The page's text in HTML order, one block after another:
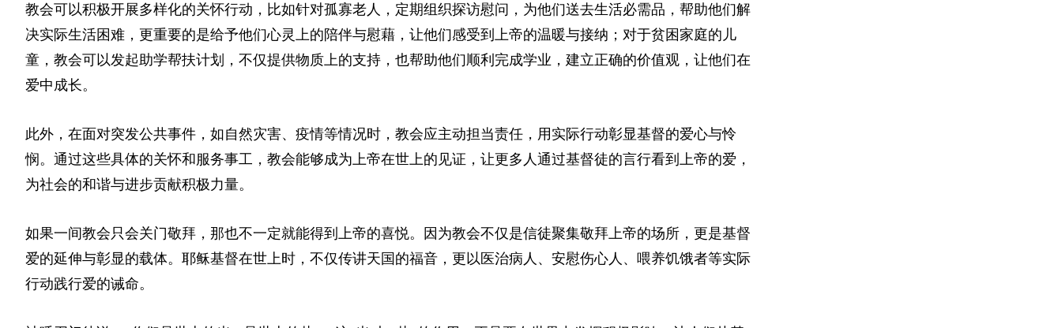
教会可以积极开展多样化的关怀行动，比如针对孤寡老人，定期组织探访慰问，为他们送去生活必需品，帮助他们解
决实际生活困难，更重要的是给予他们心灵上的陪伴与慰藉，让他们感受到上帝的温暖与接纳；对于贫困家庭的儿
童，教会可以发起助学帮扶计划，不仅提供物质上的支持，也帮助他们顺利完成学业，建立正确的价值观，让他们在
爱中成长。
此外，在面对突发公共事件，如自然灾害、疫情等情况时，教会应主动担当责任，用实际行动彰显基督的爱心与怜
悯。通过这些具体的关怀和服务事工，教会能够成为上帝在世上的见证，让更多人通过基督徒的言行看到上帝的爱，
为社会的和谐与进步贡献积极力量。
如果一间教会只会关门敬拜，那也不一定就能得到上帝的喜悦。因为教会不仅是信徒聚集敬拜上帝的场所，更是基督
爱的延伸与彰显的载体。耶稣基督在世上时，不仅传讲天国的福音，更以医治病人、安慰伤心人、喂养饥饿者等实际
行动践行爱的诫命。